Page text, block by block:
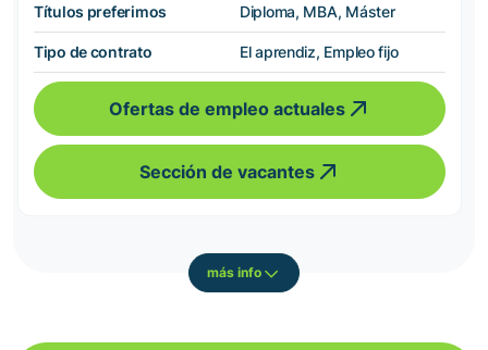
Títulos preferimos Diploma, MBA, Máster
Tipo de contrato El aprendiz, Empleo fijo
Ofertas de empleo actuales
Sección de vacantes
más info